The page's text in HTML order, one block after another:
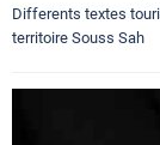
Differents textes
territoire Souss Sah